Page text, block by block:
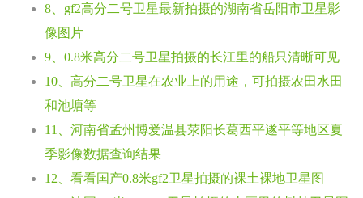
8、gf2高分二号卫星最新拍摄的湖南省岳阳市卫星影
像图片
9、0.8米高分二号卫星拍摄的长江里的船只清晰可见
10、高分二号卫星在农业上的用途，可拍摄农田水田
和池塘等
11、河南省孟州博爱温县荥阳长葛西平遂平等地区夏
季影像数据查询结果
12、看看国产0.8米gf2卫星拍摄的裸土裸地卫星图